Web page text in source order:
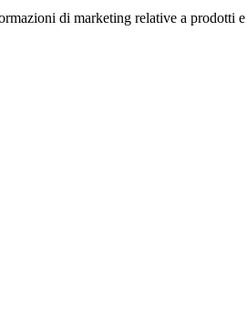
di marketing relative a prodotti